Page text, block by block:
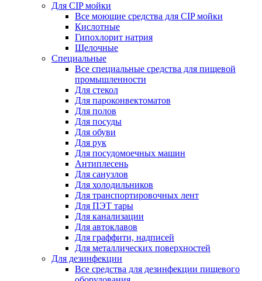
Для CIP мойки
Все моющие средства для CIP мойки
Кислотные
Гипохлорит натрия
Щелочные
Специальные
Все специальные средства для пищевой
промышленности
Для стекол
Для пароконвектоматов
Для полов
Для посуды
Для обуви
Для рук
Для посудомоечных машин
Антиплесень
Для санузлов
Для холодильников
Для транспортировочных лент
Для ПЭТ тары
Для канализации
Для автоклавов
Для граффити, надписей
Для металлических поверхностей
Для дезинфекции
Все средства для дезинфекции пищевого